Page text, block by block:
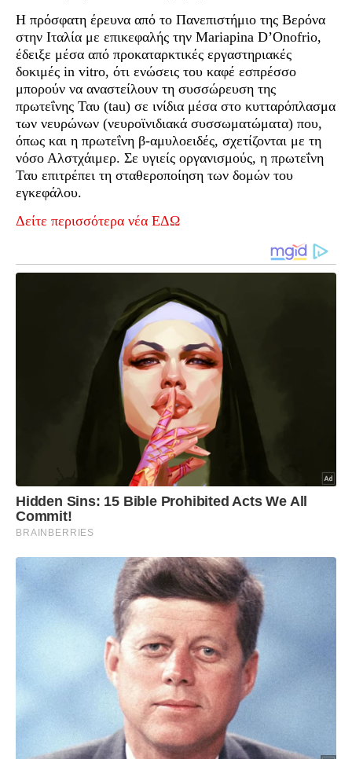
Η πρόσφατη έρευνα από το Πανεπιστήμιο της Βερόνα
στην Ιταλία με επικεφαλής την Mariapina D’Onofrio,
έδειξε μέσα από προκαταρκτικές εργαστηριακές
δοκιμές in vitro, ότι ενώσεις του καφέ εσπρέσσο
μπορούν να αναστείλουν τη συσσώρευση της
πρωτεΐνης Ταυ (tau) σε ινίδια μέσα στο κυτταρόπλασμα
των νευρώνων (νευροϊνιδιακά συσσωματώματα) που,
όπως και η πρωτεΐνη β-αμυλοειδές, σχετίζονται με τη
νόσο Αλστχάιμερ. Σε υγιείς οργανισμούς, η πρωτεΐνη
Ταυ επιτρέπει τη σταθεροποίηση των δομών του
εγκεφάλου.
Δείτε περισσότερα νέα ΕΔΩ